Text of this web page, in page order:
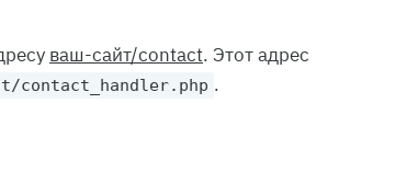
ваш-сайт/contact. Этот адрес
contact_handler.php .